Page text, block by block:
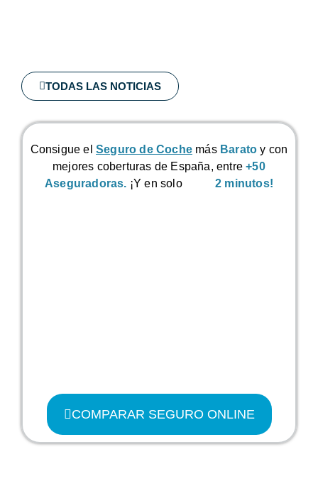
TODAS LAS NOTICIAS
Consigue el Seguro de Coche más Barato y con
mejores coberturas de España, entre+50
Aseguradoras. ¡Y en solo 2 minutos!
COMPARAR SEGURO ONLINE